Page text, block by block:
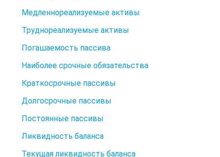
Медленнореализуемые активы
Труднореализуемые активы
Погашаемость пассива
Наиболее срочные обязательства
Краткосрочные пассивы
Долгосрочные пассивы
Постоянные пассивы
Ликвидность баланса
Текущая ликвидность баланса